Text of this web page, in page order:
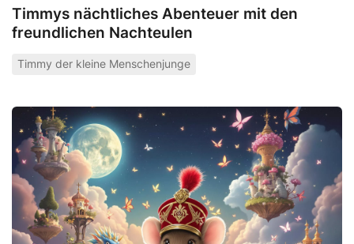
Timmys nächtliches Abenteuer mit den
freundlichen Nachteulen
Timmy der kleine Menschenjunge